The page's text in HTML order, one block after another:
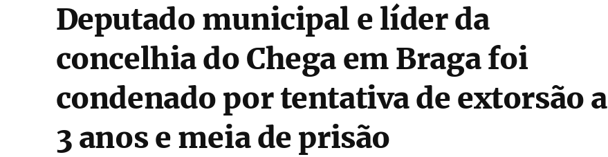
Deputado municipal e líder da
concelhia do Chega em Braga foi
condenado por tentativa de extorsão a
3 anos e meia de prisão